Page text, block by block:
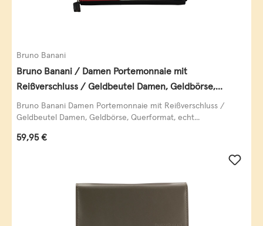
Bruno Banani
Bruno Banani / Damen Portemonnaie mit
Reißverschluss / Geldbeutel Damen, Geldbörse,
Querformat, echt Leder, black/white/red
Bruno Banani Damen Portemonnaie mit Reißverschluss /
Geldbeutel Damen, Geldbörse, Querformat, echt...
Regulärer Preis:
59,95 €